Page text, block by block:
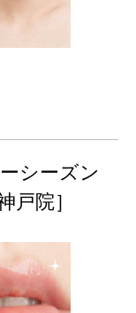
シーズン
戸院］